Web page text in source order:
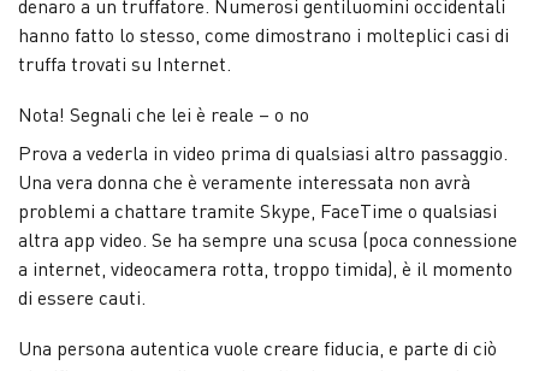
denaro a un truffatore. Numerosi gentiluomini occidentali
hanno fatto lo stesso, come dimostrano i molteplici casi di
truffa trovati su Internet.
Nota! Segnali che lei è reale – o no
Prova a vederla in video prima di qualsiasi altro passaggio.
Una vera donna che è veramente interessata non avrà
problemi a chattare tramite Skype, FaceTime o qualsiasi
altra app video. Se ha sempre una scusa (poca connessione
a internet, videocamera rotta, troppo timida), è il momento
di essere cauti.
Una persona autentica vuole creare fiducia, e parte di ciò